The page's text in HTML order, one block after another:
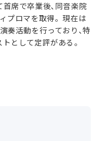
席で卒業後、同音楽院
プロマを取得。現在は
奏活動を行っており、特
として定評がある。